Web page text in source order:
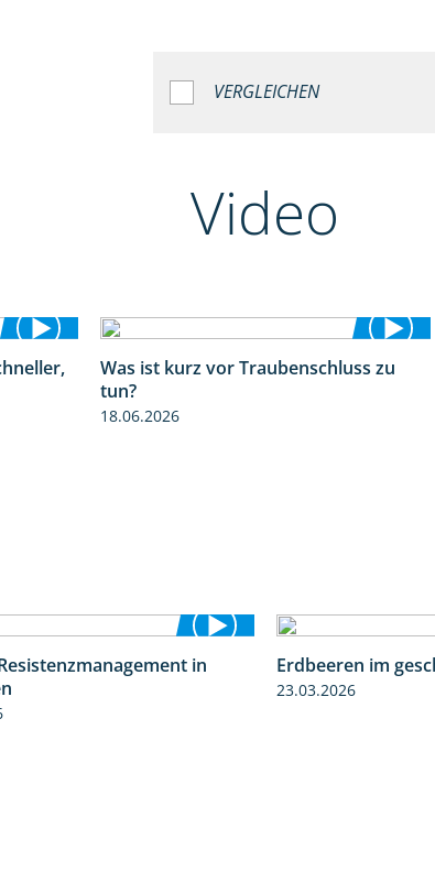
VERGLEICHEN
Video
2:39 5:04
Was ist kurz vor Traubenschluss zu
tun?
18.06.2026
5:59
in
Erdbeeren im
23.03.2026